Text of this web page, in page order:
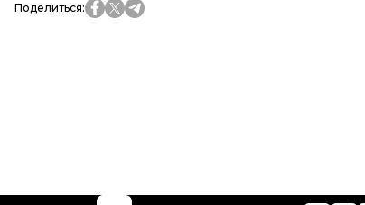
Поделиться: